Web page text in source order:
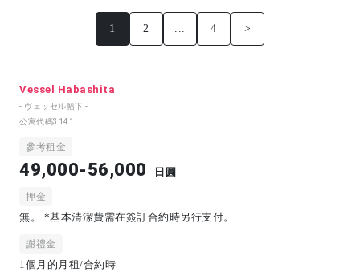
1 2 ... 4 >
Vessel Habashita
- ヴェッセル幅下 -
公寓代碼3141
參考租金
49,000-56,000 日圓
押金
無。 *基本清潔費需在簽訂合約時另行支付。
謝禮金
1個月的月租/合約時